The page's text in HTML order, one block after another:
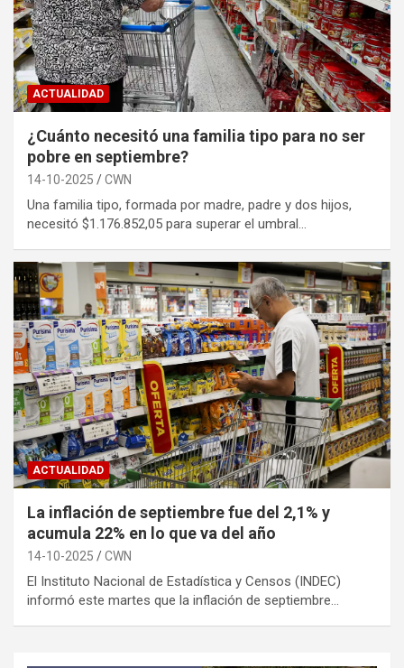
ACTUALIDAD
¿Cuánto necesitó una familia tipo para no ser
pobre en septiembre?
14-10-2025 CWN
Una familia tipo, formada por madre, padre y dos hijos,
necesitó $1.176.852,05 para superar el umbral…
ACTUALIDAD
La inflación de septiembre fue del 2,1% y
acumula 22% en lo que va del año
14-10-2025 CWN
El Instituto Nacional de Estadística y Censos (INDEC)
informó este martes que la inflación de septiembre…